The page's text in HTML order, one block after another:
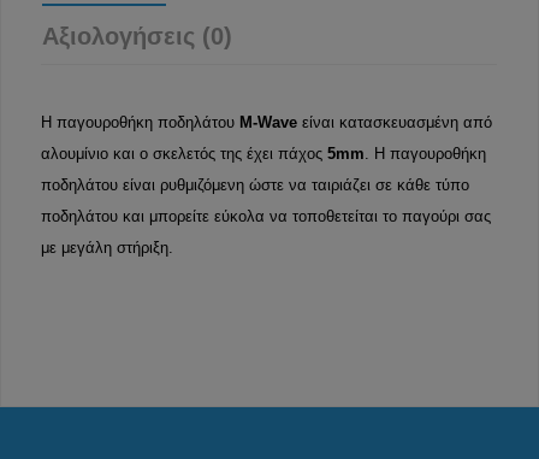
Αξιολογήσεις (0)
Η παγουροθήκη ποδηλάτου M-Wave είναι κατασκευασμένη από
αλουμίνιο και ο σκελετός της έχει πάχος 5mm. Η παγουροθήκη
ποδηλάτου είναι ρυθμιζόμενη ώστε να ταιριάζει σε κάθε τύπο
ποδηλάτου και μπορείτε εύκολα να τοποθετείται το παγούρι σας
με μεγάλη στήριξη.